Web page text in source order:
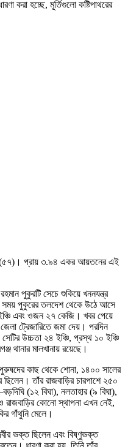
করা হচ্ছে, মূর্তিগুলো কষ্টিপাথরের
(৫৭)। প্রায় ৩.৯৪ একর আয়তনের এই
পুকুরটি সেচে শুকিয়ে খননযন্ত্র
সময় পুকুরের তলদেশ থেকে উঠে আসে
এবং ওজন ২৭ কেজি। খবর পেয়ে
ট্রেজারিতে জমা দেয়। পরদিন
উচ্চতা ২৪ ইঞ্চি, প্রস্থ ১০ ইঞ্চি
থানার মালখানায় রয়েছে।
কাছ থেকে শোনা, ১৪০০ সালের
ছিলেন। তাঁর রাজবাড়ির চারপাশে ২৫০
(১২ বিঘা), নলতাহার (৯ বিঘা),
রাজবাড়ির কোনো স্থাপনা এখন নেই,
গাঁথুনি মেলে।
ভক্ত ছিলেন এবং বিষ্ণুভক্ত